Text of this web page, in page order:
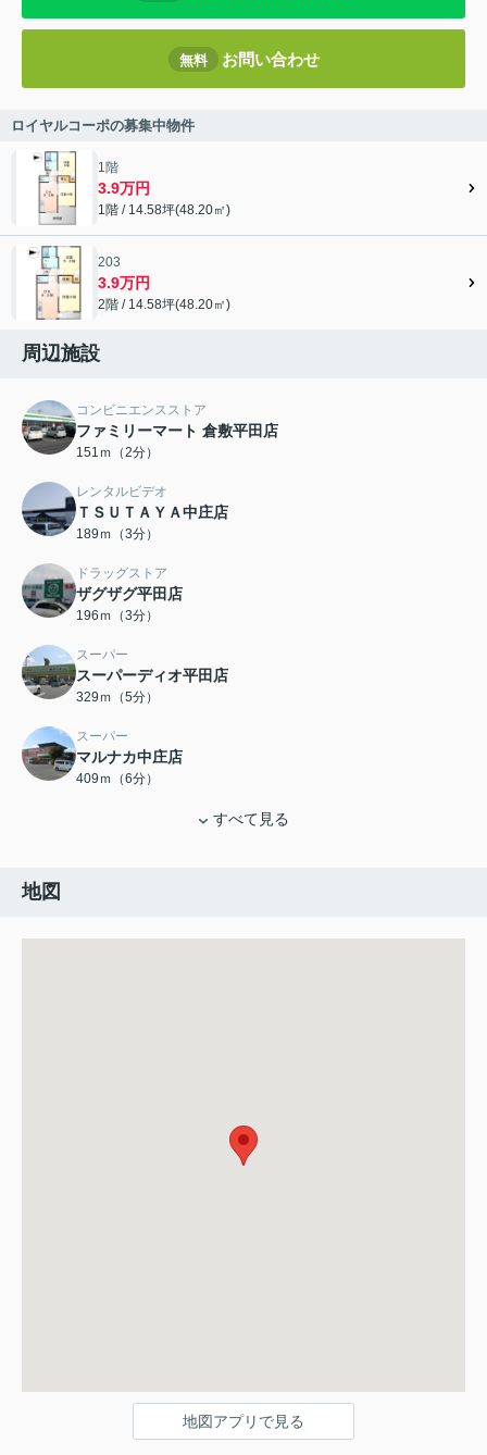
無料 お問い合わせ
ロイヤルコーポの募集中物件
1階
3.9万円
1階 / 14.58坪(48.20㎡)
203
3.9万円
2階 / 14.58坪(48.20㎡)
周辺施設
コンビニエンスストア
ファミリーマート 倉敷平田店
151ｍ（2分）
レンタルビデオ
ＴＳＵＴＡＹＡ中庄店
189ｍ（3分）
ドラッグストア
ザグザグ平田店
196ｍ（3分）
スーパー
スーパーディオ平田店
329ｍ（5分）
スーパー
マルナカ中庄店
409ｍ（6分）
すべて見る
地図
地図アプリで見る